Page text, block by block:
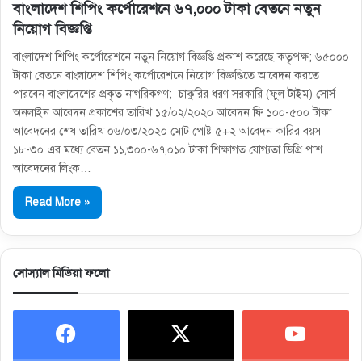
বাংলাদেশ শিপিং কর্পোরেশনে ৬৭,০০০ টাকা বেতনে নতুন
নিয়োগ বিজ্ঞপ্তি
বাংলাদেশ শিপিং কর্পোরেশনে নতুন নিয়োগ বিজ্ঞপ্তি প্রকাশ করেছে কতৃপক্ষ; ৬৫০০০
টাকা বেতনে বাংলাদেশ শিপিং কর্পোরেশনে নিয়োগ বিজ্ঞপ্তিতে আবেদন করতে
পারবেন বাংলাদেশের প্রকৃত নাগরিকগণ; চাকুরির ধরণ সরকারি (ফুল টাইম) সোর্স
অনলাইন আবেদন প্রকাশের তারিখ ১৫/০২/২০২০ আবেদন ফি ১০০-৫০০ টাকা
আবেদনের শেষ তারিখ ০৬/০৩/২০২০ মোট পোষ্ট ৫+২ আবেদন কারির বয়স
১৮-৩০ এর মধ্যে বেতন ১১,৩০০-৬৭,০১০ টাকা শিক্ষাগত যোগ্যতা ডিগ্রি পাশ
আবেদনের লিংক…
Read More »
সোস্যাল মিডিয়া ফলো